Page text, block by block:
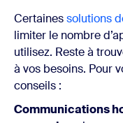
Certainessolutions
limiter le nombre
utilisez. Reste à
à vos besoins. Pour
conseils :
Communications